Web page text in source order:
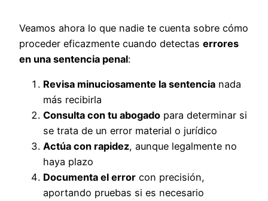
Veamos ahora lo que nadie te cuenta sobre cómo
proceder eficazmente cuando detectas errores
en una sentencia penal:
Revisa minuciosamente la sentencia nada
más recibirla
Consulta con tu abogado para determinar si
se trata de un error material o jurídico
Actúa con rapidez, aunque legalmente no
haya plazo
Documenta el error con precisión,
aportando pruebas si es necesario